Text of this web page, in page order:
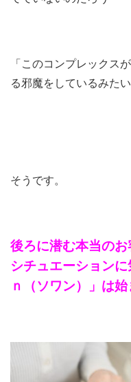
「このコンプレックス
る邪魔をしているみたい
そうです。
後ろに潜む本当の
シチュエーション
ｎ（ソワン）」は始